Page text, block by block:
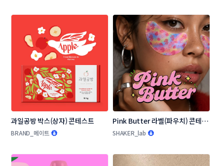
과일공방 박스(상자) 콘테스트
BRAND_메이트
Pink Butter 라벨(파우치) 콘테스
트
SHAKER_lab